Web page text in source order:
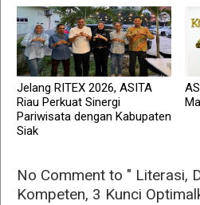
Jelang RITEX 2026, ASITA
Riau Perkuat Sinergi
Pariwisata dengan Kabupaten
Siak
No Comment to " Literasi,
Kompeten, 3 Kunci